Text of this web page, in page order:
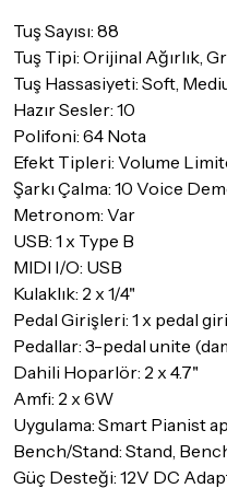
Tuş Sayısı: 88
Tuş Tipi: Orijinal Ağırlık,
Tuş Hassasiyeti: Soft,
Hazır Sesler: 10
Polifoni: 64 Nota
Efekt Tipleri: Volume
Şarkı Çalma: 10 Voice
Metronom: Var
USB: 1 x Type B
MIDI I/O: USB
Kulaklık: 2 x 1/4"
Pedal Girişleri: 1 x pedal
Pedallar: 3-pedal unite
Dahili Hoparlör: 2 x 4.7"
Amfi: 2 x 6W
Uygulama: Smart Pianist
Bench/Stand: Stand,
Güç Desteği: 12V DC